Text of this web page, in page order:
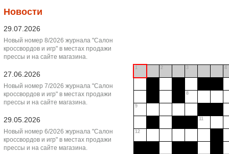
Новости
29.07.2026
Новый номер 8/2026 журнала "Салон
кроссвордов и игр" в местах продажи
прессы и на сайте магазина.
27.06.2026
Новый номер 7/2026 журнала "Салон
кроссвордов и игр" в местах продажи
прессы и на сайте магазина.
29.05.2026
Новый номер 6/2026 журнала "Салон
кроссвордов и игр" в местах продажи
прессы и на сайте магазина.
1 2 3 4
8
9
11
12